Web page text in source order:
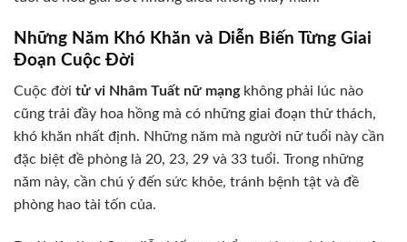
Những Năm Khó Khăn và Diễn Biến Từng Giai
Đoạn Cuộc Đời
Cuộc đời tử vi Nhâm Tuất nữ mạngkhông phải lúc nào
cũng trải đầy hoa hồng mà có những giai đoạn thử thách,
khó khăn nhất định. Những năm mà người nữ tuổi này cần
đặc biệt đề phòng là 20, 23, 29 và 33 tuổi. Trong những
năm này, cần chú ý đến sức khỏe, tránh bệnh tật và đề
phòng hao tài tốn của.